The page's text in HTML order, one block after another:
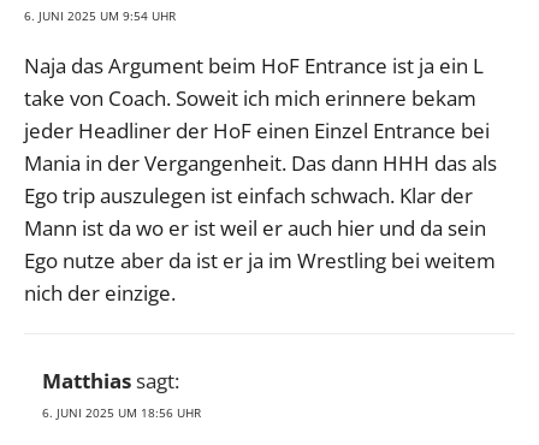
6. JUNI 2025 UM 9:54 UHR
Naja das Argument beim HoF Entrance ist ja ein L
take von Coach. Soweit ich mich erinnere bekam
jeder Headliner der HoF einen Einzel Entrance bei
Mania in der Vergangenheit. Das dann HHH das als
Ego trip auszulegen ist einfach schwach. Klar der
Mann ist da wo er ist weil er auch hier und da sein
Ego nutze aber da ist er ja im Wrestling bei weitem
nich der einzige.
Matthiassagt:
6. JUNI 2025 UM 18:56 UHR